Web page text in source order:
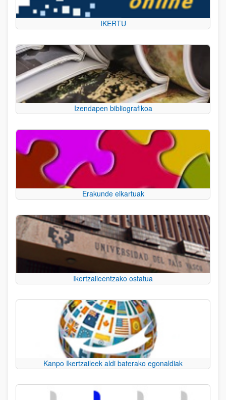
IKERTU
Izendapen bibliografikoa
Erakunde elkartuak
Ikertzaileentzako ostatua
Kanpo Ikertzaileek aldi baterako egonaldiak